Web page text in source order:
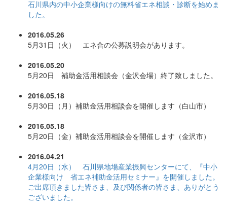
石川県内の中小企業様向けの無料省エネ相談・診断を始めま
した。
2016.05.26
5月31日（火） エネ合の公募説明会があります。
2016.05.20
5月20日 補助金活用相談会（金沢会場）終了致しました。
2016.05.18
5月30日（月）補助金活用相談会を開催します（白山市）
2016.05.18
5月20日（金）補助金活用相談会を開催します（金沢市）
2016.04.21
4月20日（水） 石川県地場産業振興センターにて、『中小
企業様向け 省エネ補助金活用セミナー』を開催しました。
ご出席頂きました皆さま、及び関係者の皆さま、ありがとう
ございました。